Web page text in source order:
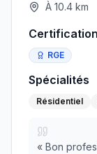
À 10.4 km
RGE
Spécialités
Résidentiel
« Bon